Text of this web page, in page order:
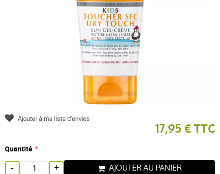
17,95 € TTC
Quantité
- + AJOUTER AU PANIER
Ajouter à ma liste d'envies